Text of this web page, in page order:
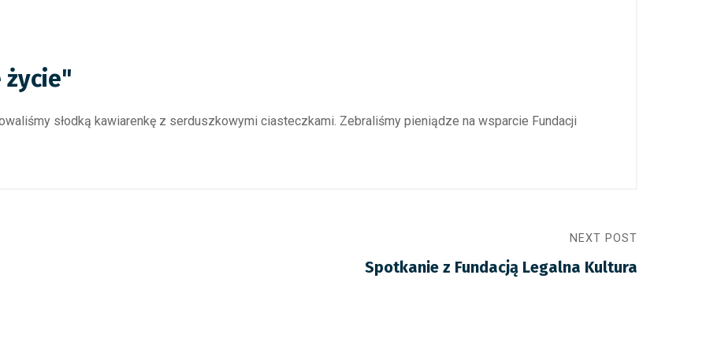
życie"
słodką kawiarenkę z serduszkowymi ciasteczkami. Zebraliśmy pieniądze na wsparcie Fundacji
NEXT POST
Spotkanie z Fundacją Legalna Kultura